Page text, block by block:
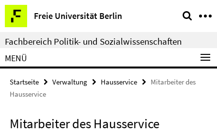
Springe
direkt
zu
Inhalt
Freie Universität Berlin
Service-
Navigation
Fachbereich Politik- und Sozialwissenschaften
MENÜ
Startseite Verwaltung Hausservice
Mitarbeiter des
Hausservice
Mitarbeiter des Hausservice